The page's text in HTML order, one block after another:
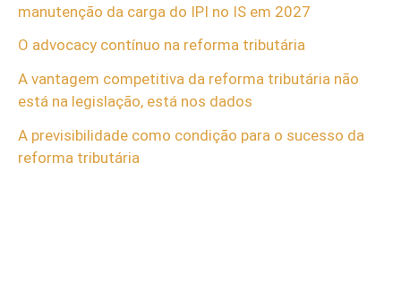
manutenção da carga do IPI no IS em 2027
O advocacy contínuo na reforma tributária
A vantagem competitiva da reforma tributária não
está na legislação, está nos dados
A previsibilidade como condição para o sucesso da
reforma tributária